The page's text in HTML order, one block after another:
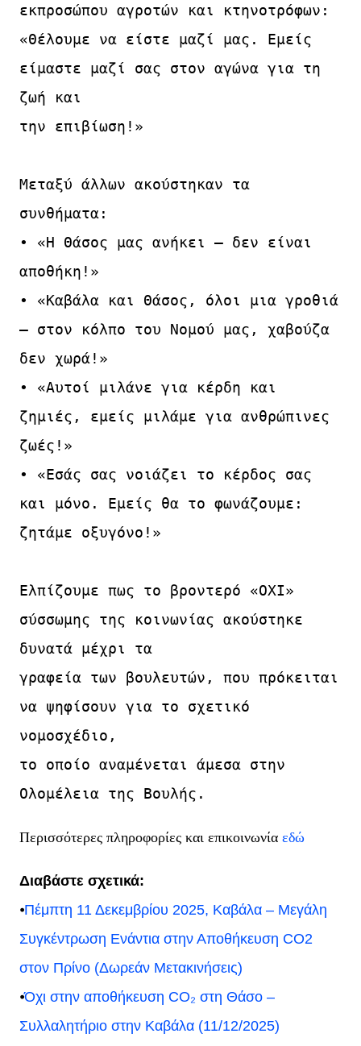
εκπροσώπου αγροτών και κτηνοτρόφων:
«Θέλουμε να είστε μαζί μας. Εμείς
είμαστε μαζί σας στον αγώνα για τη
ζωή και
την επιβίωση!»
Μεταξύ άλλων ακούστηκαν τα
συνθήματα:
• «Η Θάσος μας ανήκει – δεν είναι
αποθήκη!»
• «Καβάλα και Θάσος, όλοι μια γροθιά
– στον κόλπο του Νομού μας, χαβούζα
δεν χωρά!»
• «Αυτοί μιλάνε για κέρδη και
ζημιές, εμείς μιλάμε για ανθρώπινες
ζωές!»
• «Εσάς σας νοιάζει το κέρδος σας
και μόνο. Εμείς θα το φωνάζουμε:
ζητάμε οξυγόνο!»
Ελπίζουμε πως το βροντερό «ΟΧΙ»
σύσσωμης της κοινωνίας ακούστηκε
δυνατά μέχρι τα
γραφεία των βουλευτών, που πρόκειται
να ψηφίσουν για το σχετικό
νομοσχέδιο,
το οποίο αναμένεται άμεσα στην
Ολομέλεια της Βουλής.
Περισσότερες πληροφορίες και επικοινωνία εδώ
Διαβάστε σχετικά:
⦁Πέμπτη 11 Δεκεμβρίου 2025, Καβάλα – Μεγάλη
Συγκέντρωση Ενάντια στην Αποθήκευση CO2
στον Πρίνο (Δωρεάν Μετακινήσεις)
⦁Όχι στην αποθήκευση CO₂ στη Θάσο –
Συλλαλητήριο στην Καβάλα (11/12/2025)